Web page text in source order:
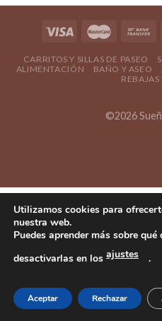
CARRITOS Y SILLAS DE PASEO
ALIMENTACIÓN
BAÑO Y ASEO
©2026
Utilizamos cookies para
nuestra web.
Puedes aprender más sobre
desactivarlas en los ajustes .
Aceptar Rechazar